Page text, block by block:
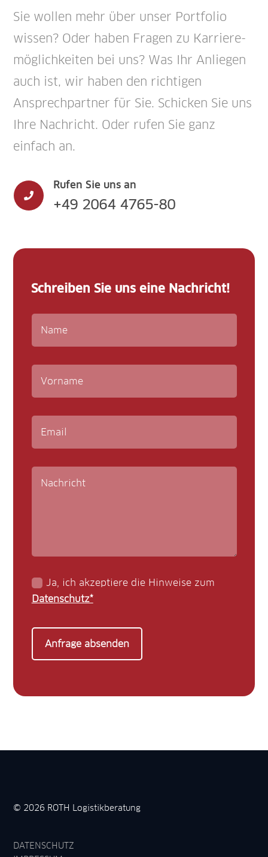
Sie wollen mehr über unser Port­folio
wissen? Oder haben Fragen zu Karriere­
möglichkeiten bei uns? Was Ihr Anliegen
auch ist, wir haben den richtigen
Ansprech­partner für Sie. Schicken Sie uns
Ihre Nachricht. Oder rufen Sie ganz
einfach an.

Rufen Sie uns an
+49 2064 4765-80
Schreiben Sie uns eine Nachricht!
Ja, ich akzeptiere die Hinweise zum
Datenschutz*
Anfrage absenden
Alternative:
© 2026 ROTH Logistikberatung
DATENSCHUTZ